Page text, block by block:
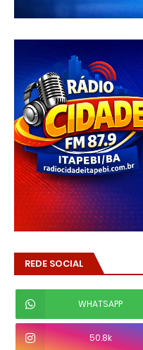
REDE SOCIAL
WHATSAPP
50.8k